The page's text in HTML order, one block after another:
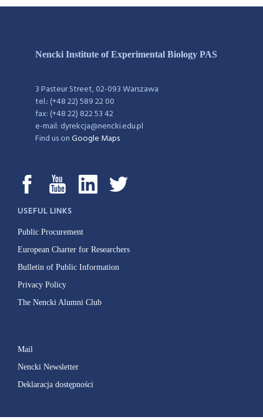
Nencki Institute of Experimental Biology PAS
3 Pasteur Street, 02-093 Warszawa
tel.: (+48 22) 589 22 00
fax: (+48 22) 822 53 42
e-mail: dyrekcja@nencki.edu.pl
Find us onGoogle Maps
USEFUL LINKS
Public Procurement
European Charter for Researchers
Bulletin of Public Information
Privacy Policy
The Nencki Alumni Club
Mail
Nencki Newsletter
Deklaracja dostępności